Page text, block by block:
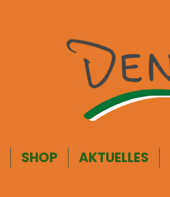
SHOP AKTUELLES